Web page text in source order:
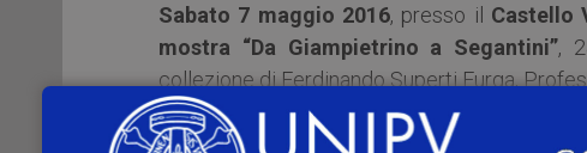
Sabato 7 maggio 2016, presso il Castello
mostra “Da Giampietrino a Segantini”,
collezione di Ferdinando Superti Furga,
Scienze economiche e aziendali dell’Università